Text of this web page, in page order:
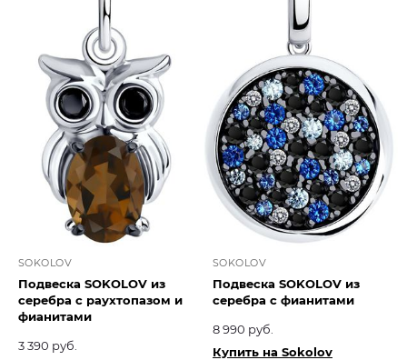
SOKOLOV
Подвеска SOKOLOV из
серебра с раухтопазом и
фианитами
3 390 руб.
SOKOLOV
Подвеска SOKOLOV из
серебра с фианитами
8 990 руб.
Купить на Sokolov